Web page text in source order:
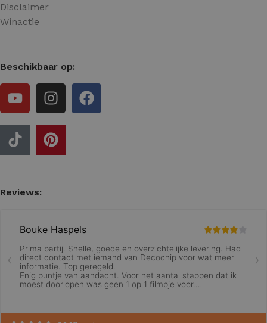
Disclaimer
Winactie
Beschikbaar op:
Reviews: